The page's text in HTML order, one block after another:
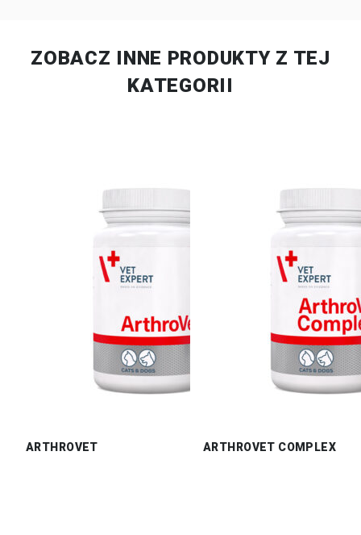
ZOBACZ INNE PRODUKTY Z TEJ
KATEGORII
ARTHROVET ARTHROVET COMPLEX